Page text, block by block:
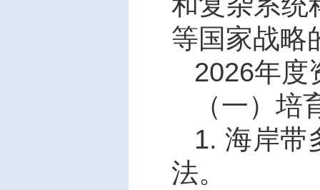
等国家战略
2026年度
（一）培
1.海岸带
法。